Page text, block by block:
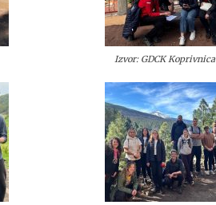
Izvor: GDCK Koprivnica